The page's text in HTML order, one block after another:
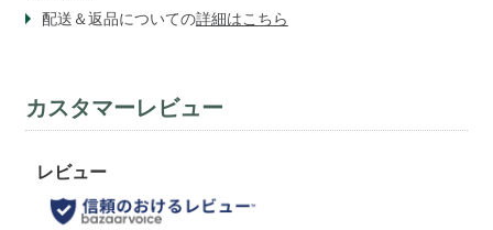
配送＆返品についての詳細はこちら
カスタマーレビュー